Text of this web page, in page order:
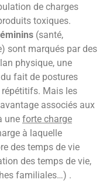
de charges
toxiques.
(santé,
sont marqués par des
physique, une
fait de postures
Mais les
associés aux
une forte charge
à laquelle
des temps de vie
des temps de vie,
familiales…) .